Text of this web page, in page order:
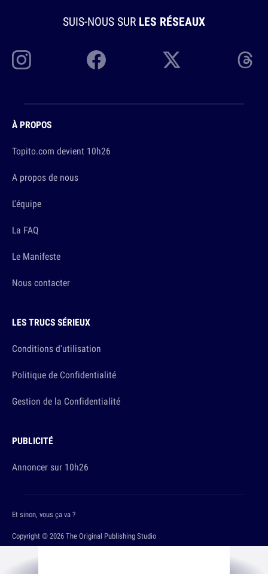
SUIS-NOUS SUR LES RÉSEAUX
À PROPOS
Topito.com devient 10h26
A propos de nous
L'équipe
La FAQ
Le Manifeste
Nous contacter
LES TRUCS SÉRIEUX
Conditions d'utilisation
Politique de Confidentialité
Gestion de la Confidentialité
PUBLICITÉ
Annoncer sur 10h26
Copyright © 2026 The Original Publishing Studio
Et sinon, vous ça va ?